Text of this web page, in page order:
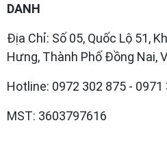
DANH
Địa Chỉ: Số 05, Quốc Lộ 51,
Hưng, Thành Phố Đồng Nai,
Hotline: 0972 302 875 - 0971
MST: 3603797616